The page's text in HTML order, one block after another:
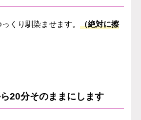
くり馴染ませます。 （絶対に擦
20分そのままにします